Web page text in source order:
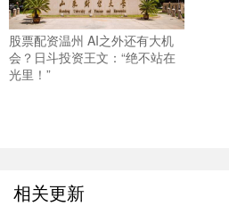
股票配资温州 AI之外还有大机
会？日斗投资王文：“绝不站在
光里！”
相关更新